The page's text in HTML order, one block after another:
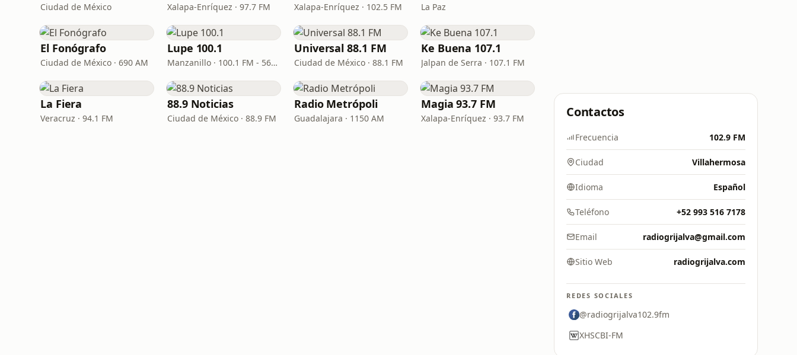
Ciudad de México Xalapa-Enríquez · 97.7 FM Xalapa-Enríquez · 102.5 FM La Paz
El Fonógrafo
Ciudad de México · 690 AM
Lupe 100.1
Manzanillo · 100.1 FM - 560 AM
Universal 88.1 FM
Ciudad de México · 88.1 FM
Ke Buena 107.1
Jalpan de Serra · 107.1 FM
La Fiera
Veracruz · 94.1 FM
88.9 Noticias
Ciudad de México · 88.9 FM
Radio Metrópoli
Guadalajara · 1150 AM
Magia 93.7 FM
Xalapa-Enríquez · 93.7 FM Contactos
Frecuencia 102.9 FM
Ciudad Villahermosa
Idioma Español
Teléfono +52 993 516 7178
Email radiogrijalva@gmail.com
Sitio Web radiogrijalva.com
REDES SOCIALES
@radiogrijalva102.9fm
XHSCBI-FM